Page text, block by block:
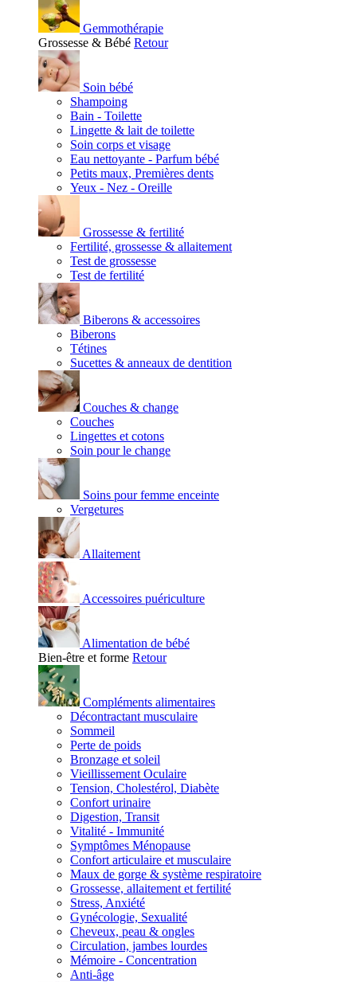
Gemmothérapie
Grossesse & Bébé Retour
Soin bébé
Shampoing
Bain - Toilette
Lingette & lait de toilette
Soin corps et visage
Eau nettoyante - Parfum bébé
Petits maux, Premières dents
Yeux - Nez - Oreille
Grossesse & fertilité
Fertilité, grossesse & allaitement
Test de grossesse
Test de fertilité
Biberons & accessoires
Biberons
Tétines
Sucettes & anneaux de dentition
Couches & change
Couches
Lingettes et cotons
Soin pour le change
Soins pour femme enceinte
Vergetures
Allaitement
Accessoires puériculture
Alimentation de bébé
Bien-être et forme Retour
Compléments alimentaires
Décontractant musculaire
Sommeil
Perte de poids
Bronzage et soleil
Vieillissement Oculaire
Tension, Cholestérol, Diabète
Confort urinaire
Digestion, Transit
Vitalité - Immunité
Symptômes Ménopause
Confort articulaire et musculaire
Maux de gorge & système respiratoire
Grossesse, allaitement et fertilité
Stress, Anxiété
Gynécologie, Sexualité
Cheveux, peau & ongles
Circulation, jambes lourdes
Mémoire - Concentration
Anti-âge